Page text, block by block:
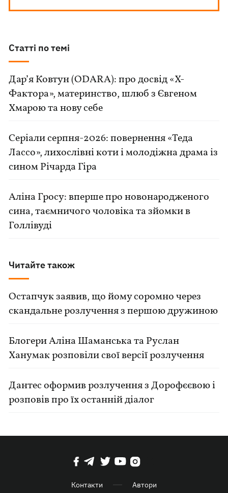
Статті по темі
Дар’я Ковтун (ODARA): про досвід «Х-
Фактора», материнство, шлюб з Євгеном
Хмарою та нову себе
Серіали серпня-2026: повернення «Теда
Лассо», лихослівні коти і молодіжна драма із
сином Річарда Гіра
Аліна Гросу: вперше про новонародженого
сина, таємничого чоловіка та зйомки в
Голлівуді
Читайте також
Остапчук заявив, що йому соромно через
скандальне розлучення з першою дружиною
Блогери Аліна Шаманська та Руслан
Ханумак розповіли свої версії розлучення
Дантес оформив розлучення з Дорофєєвою і
розповів про їх останній діалог
Контакти Автори